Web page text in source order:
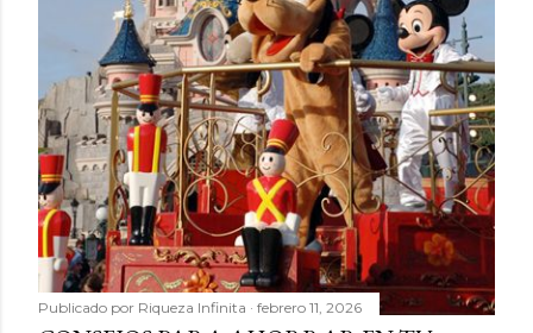
Publicado por Riqueza Infinita febrero 11, 2026